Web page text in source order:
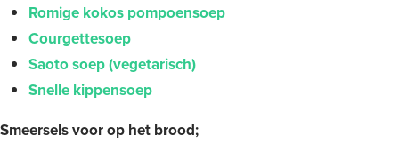
Romige kokos pompoensoep
Courgettesoep
Saoto soep (vegetarisch)
Snelle kippensoep
Smeersels voor op het brood;